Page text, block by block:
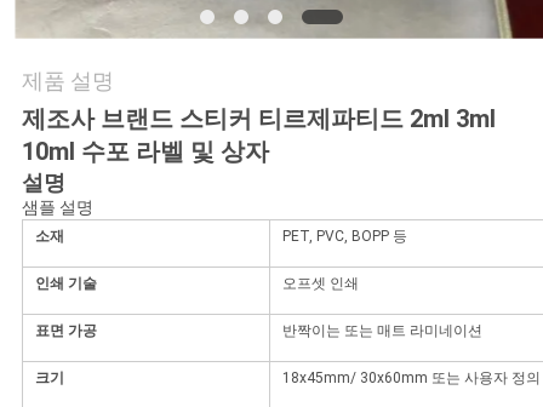
뉴
스
경
우
제품 설명
제조사 브랜드 스티커 티르제파티드 2ml 3ml
10ml 수포 라벨 및 상자
설명
샘플 설명
소재 PET, PVC, BOPP 등
인쇄 기술 오프셋 인쇄
표면 가공 반짝이는 또는 매트 라미네이션
크기 18x45mm/ 30x60mm 또는 사용자 정의